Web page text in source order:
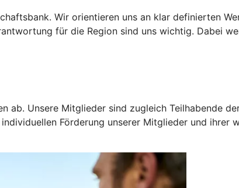
Wir orientieren uns an klar definierten
für die Region sind uns wichtig. Dabei
ab. Unsere Mitglieder sind zugleich Teilhabende
Förderung unserer Mitglieder und ihrer